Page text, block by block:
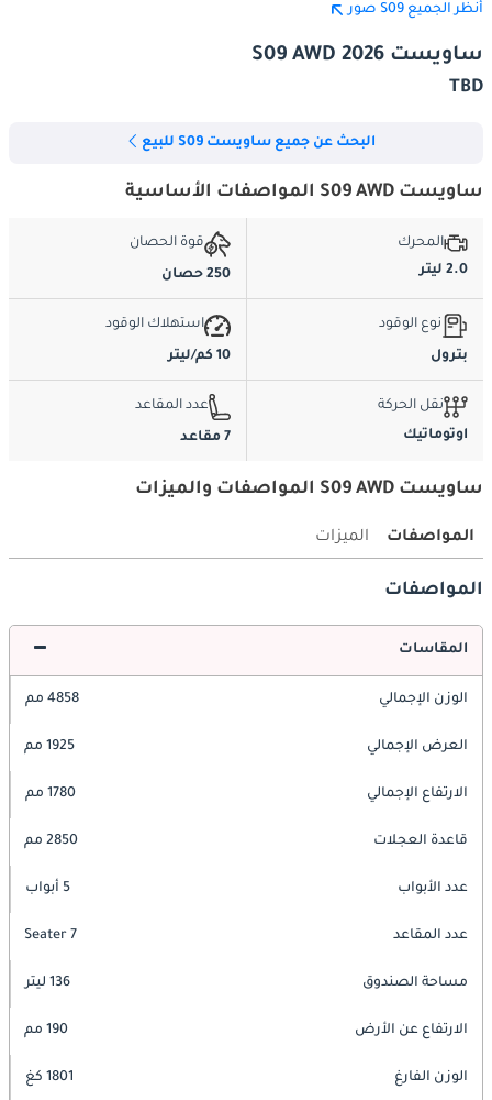
أنظر الجميع S09 صور
ساويست S09 AWD 2026
TBD
البحث عن جميع ساويست S09 للبيع
ساويست S09 AWD المواصفات الأساسية
المحرك
2.0 ليتر
قوة الحصان
250 حصان
نوع الوقود
بترول
استهلاك الوقود
10 كم/ليتر
نقل الحركة
اوتوماتيك
عدد المقاعد
7 مقاعد
ساويست S09 AWD المواصفات والميزات
المواصفات الميزات
المواصفات
المقاسات
الوزن الإجمالي 4858 مم
العرض الإجمالي 1925 مم
الارتفاع الإجمالي 1780 مم
قاعدة العجلات 2850 مم
عدد الأبواب 5 أبواب
عدد المقاعد 7 Seater
مساحة الصندوق 136 ليتر
الارتفاع عن الأرض 190 مم
الوزن الفارغ 1801 كغ